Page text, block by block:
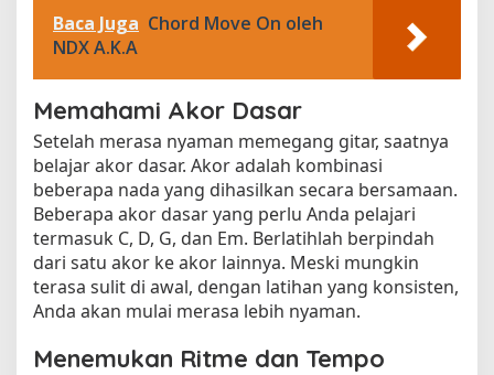
Baca Juga Chord Move On oleh
NDX A.K.A
Memahami Akor Dasar
Setelah merasa nyaman memegang gitar, saatnya
belajar akor dasar. Akor adalah kombinasi
beberapa nada yang dihasilkan secara bersamaan.
Beberapa akor dasar yang perlu Anda pelajari
termasuk C, D, G, dan Em. Berlatihlah berpindah
dari satu akor ke akor lainnya. Meski mungkin
terasa sulit di awal, dengan latihan yang konsisten,
Anda akan mulai merasa lebih nyaman.
Menemukan Ritme dan Tempo